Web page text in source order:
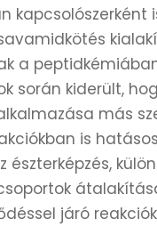
kapcsolószerként
a
során kiderült,
más
is
észterképzés,
járó